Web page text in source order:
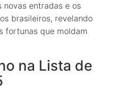
novas entradas e os
brasileiros, revelando
fortunas que moldam
na Lista de